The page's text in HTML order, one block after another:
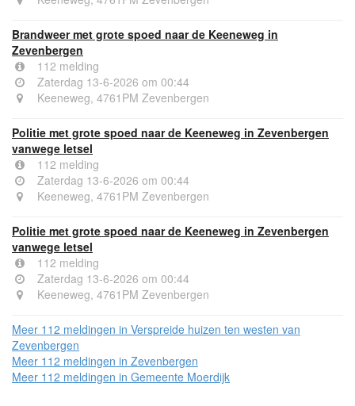
Brandweer met grote spoed naar de Keeneweg in
Zevenbergen
112 melding
Zaterdag 13-6-2026 om 00:44
Keeneweg, 4761PM Zevenbergen
Politie met grote spoed naar de Keeneweg in Zevenbergen
vanwege letsel
112 melding
Zaterdag 13-6-2026 om 00:44
Keeneweg, 4761PM Zevenbergen
Politie met grote spoed naar de Keeneweg in Zevenbergen
vanwege letsel
112 melding
Zaterdag 13-6-2026 om 00:44
Keeneweg, 4761PM Zevenbergen
Meer 112 meldingen in Verspreide huizen ten westen van
Zevenbergen
Meer 112 meldingen in Zevenbergen
Meer 112 meldingen in Gemeente Moerdijk